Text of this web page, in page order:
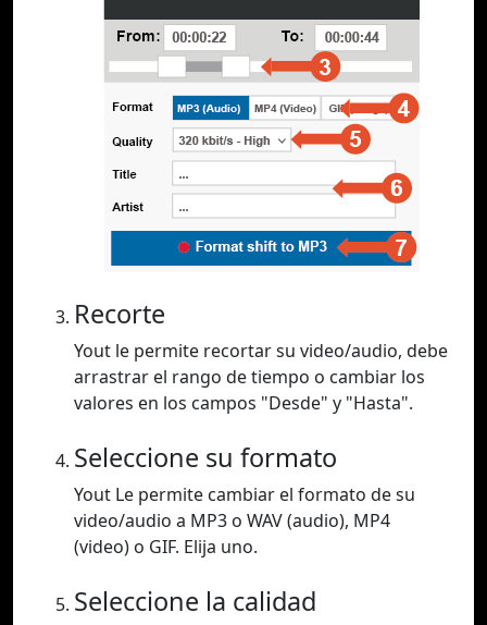
Recorte
Yout le permite recortar su video/audio, debe
arrastrar el rango de tiempo o cambiar los
valores en los campos "Desde" y "Hasta".
Seleccione su formato
Yout Le permite cambiar el formato de su
video/audio a MP3 o WAV (audio), MP4
(video) o GIF. Elija uno.
Seleccione la calidad